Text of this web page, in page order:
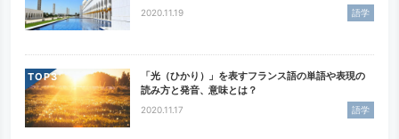
2020.11.19 語学
TOP
「光（ひかり）」を表すフランス語の単語や表現の
読み方と発音、意味とは？
2020.11.17 語学